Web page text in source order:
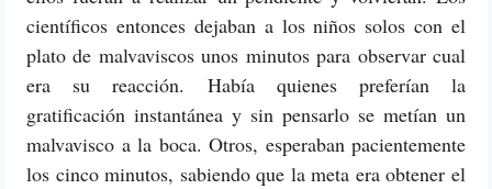
científicos entonces dejaban a los niños solos con el
plato de malvaviscos unos minutos para observar cual
era su reacción. Había quienes preferían la
gratificación instantánea y sin pensarlo se metían un
malvavisco a la boca. Otros, esperaban pacientemente
los cinco minutos, sabiendo que la meta era obtener el